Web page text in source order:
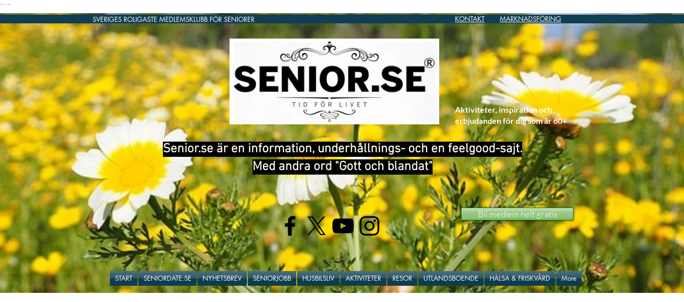
SVERIGES ROLIGASTE MEDLEMSKLUBB FÖR SENIORER KONTAKT MARKNADSFÖRING
Aktiviteter, inspiration och
erbjudanden för dig som är 60+
Senior.se är en information, underhållnings- och en feelgood-sajt.
Med andra ord "Gott och blandat"
Bli medlem helt gratis
START SENIORDATE.SE NYHETSBREV SENIORJOBB HUSBILSLIV AKTIVITETER RESOR UTLANDSBOENDE HÄLSA & FRISKVÅRD More